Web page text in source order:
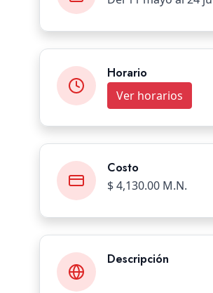
Horario
Ver horarios
Costo
$ 4,130.00 M.N.
Descripción